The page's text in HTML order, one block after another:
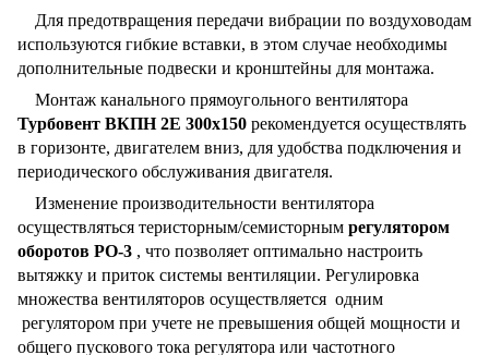
Для предотвращения передачи вибрации по воздуховодам
используются гибкие вставки, в этом случае необходимы
дополнительные подвески и кронштейны для монтажа.
Монтаж канального прямоугольного вентилятора
Турбовент ВКПН 2Е 300х150 рекомендуется осуществлять
в горизонте, двигателем вниз, для удобства подключения и
периодического обслуживания двигателя.
Изменение производительности вентилятора
осуществляться теристорным/семисторным регулятором
оборотов РО-3 , что позволяет оптимально настроить
вытяжку и приток системы вентиляции. Регулировка
множества вентиляторов осуществляется одним
регулятором при учете не превышения общей мощности и
общего пускового тока регулятора или частотного